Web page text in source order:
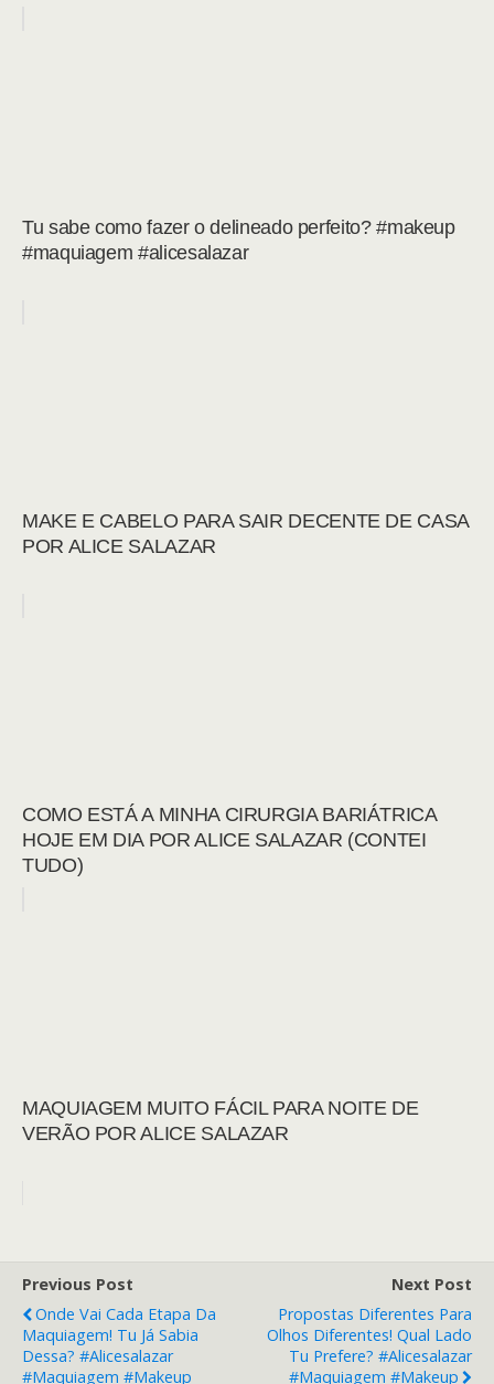
Tu sabe como fazer o delineado perfeito? #makeup
#maquiagem #alicesalazar
MAKE E CABELO PARA SAIR DECENTE DE CASA
POR ALICE SALAZAR
COMO ESTÁ A MINHA CIRURGIA BARIÁTRICA
HOJE EM DIA POR ALICE SALAZAR (CONTEI
TUDO)
MAQUIAGEM MUITO FÁCIL PARA NOITE DE
VERÃO POR ALICE SALAZAR
Previous Post
Onde Vai Cada Etapa Da
Maquiagem! Tu Já Sabia
Dessa? #alicesalazar
#maquiagem #makeup
Next Post
Propostas Diferentes Para
Olhos Diferentes! Qual Lado
Tu Prefere? #alicesalazar
#maquiagem #makeup